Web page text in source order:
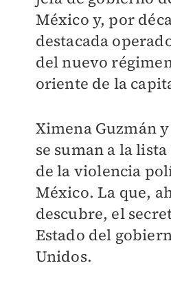
México y, por
destacada
del nuevo
oriente de la
Ximena Guzmán
se suman a la
de la violencia
México. La que,
descubre, el
Estado del
Unidos.